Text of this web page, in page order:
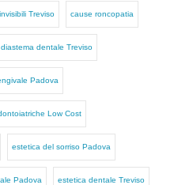
Treviso cause roncopatia
dentale Treviso
Padova
Low Cost
estetica del sorriso Padova
Padova estetica dentale Treviso